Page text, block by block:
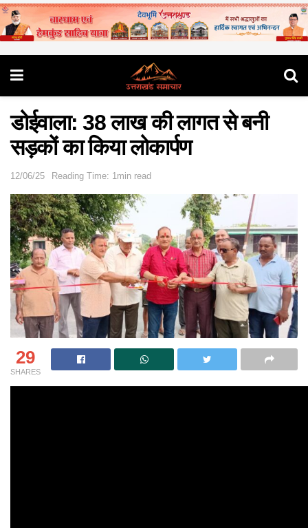
डोईवाला: 38 लाख की लागत से बनी
सड़कों का किया लोकार्पण
12/06/25 Reading Time: 1min read
29
SHARES